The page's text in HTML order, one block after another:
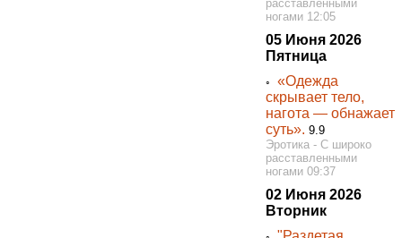
расставленными
ногами 12:05
05 Июня 2026
Пятница
◦«Одежда
скрывает тело,
нагота — обнажает
суть». 9.9
Эротика - С широко
расставленными
ногами 09:37
02 Июня 2026
Вторник